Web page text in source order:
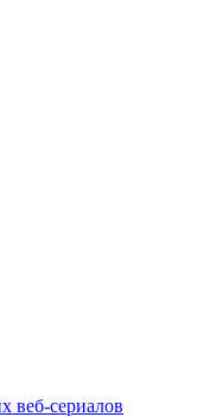
веб-сериалов